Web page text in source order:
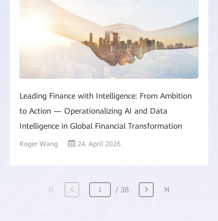
Leading Finance with Intelligence: From Ambition
to Action — Operationalizing AI and Data
Intelligence in Global Financial Transformation
Roger Wang 24. April 2026
38